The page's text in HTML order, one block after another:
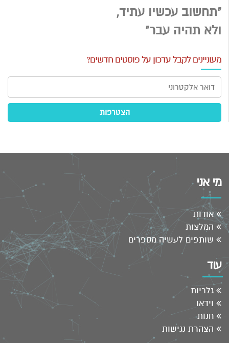
"תחשוב עכשיו עתיד,
ולא תהיה עבר"
מעוניינים לקבל עדכון על פוסטים חדשים?
מי אני
אודות
המלצות
שותפים לעשיה מספרים
עוד
גלריות
וידאו
חנות
הצהרת נגישות